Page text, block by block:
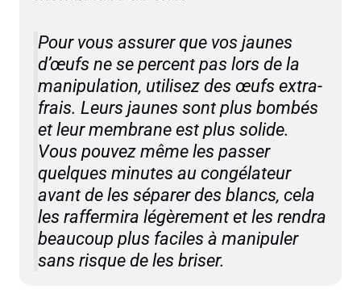
Pour vous assurer que vos jaunes
d’œufs ne se percent pas lors de la
manipulation, utilisez des œufs extra-
frais. Leurs jaunes sont plus bombés
et leur membrane est plus solide.
Vous pouvez même les passer
quelques minutes au congélateur
avant de les séparer des blancs, cela
les raffermira légèrement et les rendra
beaucoup plus faciles à manipuler
sans risque de les briser.